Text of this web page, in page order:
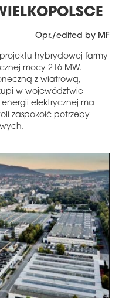
Opr./edited by MF
hybrydowej farmy
mocy 216 MW.
z wiatrową,
w województwie
elektrycznej ma
zaspokoić potrzeby